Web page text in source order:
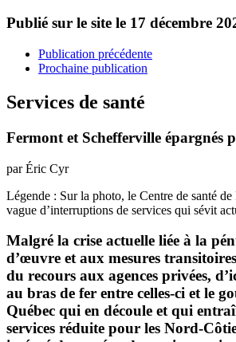
Publié sur le site le 17 décembre
Publication précédente
Prochaine publication
Services de santé
Fermont et Schefferville épargnés
par Éric Cyr
Légende : Sur la photo, le Centre de santé de
vague d’interruptions de services qui sévit
Malgré la crise actuelle liée à la
d’œuvre et aux mesures
du recours aux agences privées,
au bras de fer entre celles-ci et le
Québec qui en découle et qui
services réduite pour les Nord-